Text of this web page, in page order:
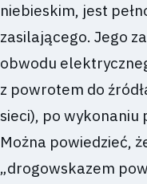
niebieskim, jest
zasilającego. Jego
obwodu
z powrotem do
sieci), po wykonaniu
Można powiedzieć,
„drogowskazem